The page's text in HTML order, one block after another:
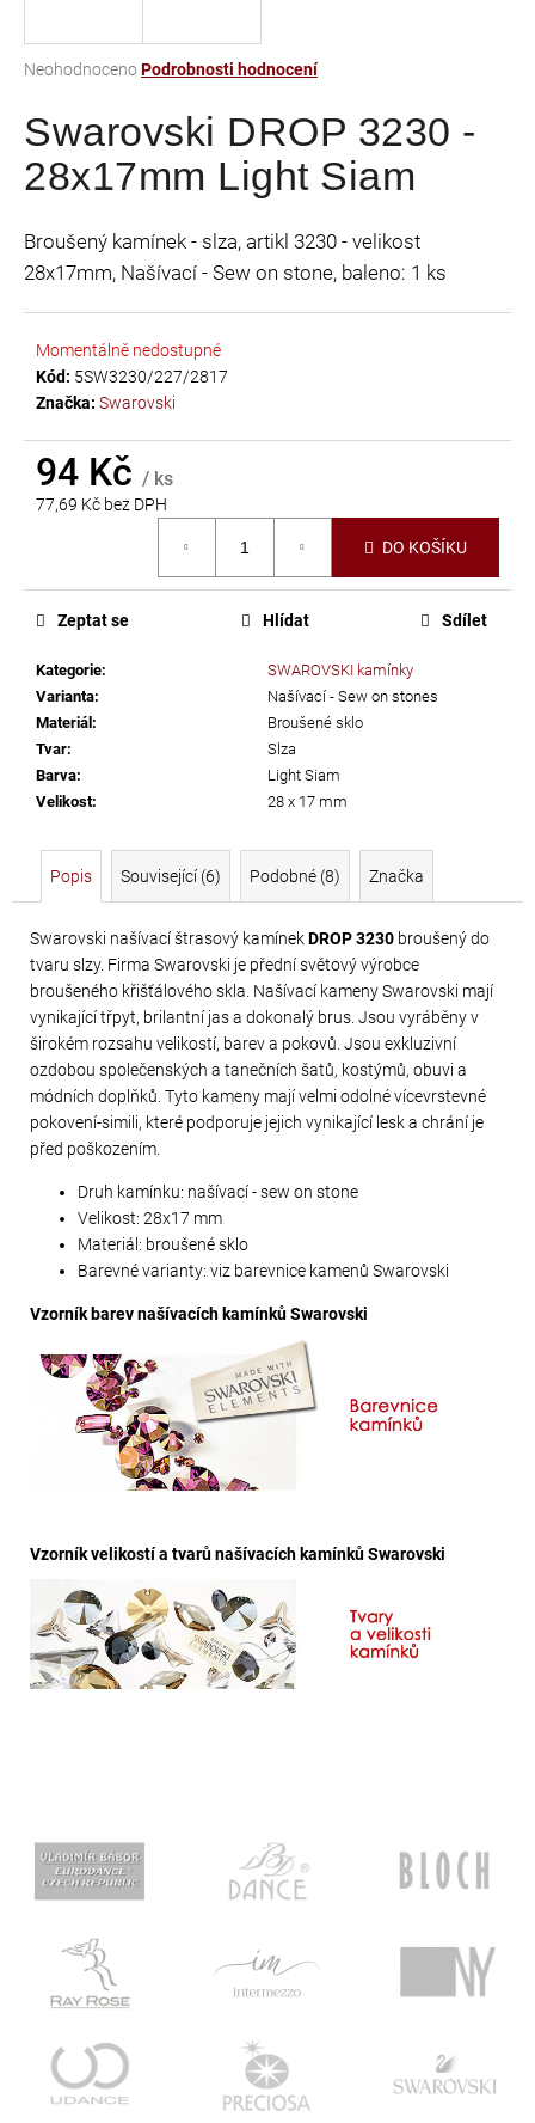
Průměrné
produktu
je
0,0
hvězdiček.
NeohodnocenoPodrobnosti hodnocení
Swarovski DROP 3230 -
28x17mm Light Siam
Broušený kamínek - slza, artikl 3230 - velikost
28x17mm, Našívací - Sew on stone, baleno: 1 ks
Momentálně nedostupné
Kód: 5SW3230/227/2817
Značka: Swarovski
94 Kč / ks
77,69 Kč bez DPH
DO KOŠÍKU
Kategorie:
SWAROVSKI kamínky
Varianta:
Našívací - Sew on stones
Materiál:
Broušené sklo
Tvar:
Slza
Barva:
Light Siam
Velikost: 28 x 17 mm
Zeptat se Hlídat Sdílet
Popis Související (6) Podobné (8) Značka
Swarovski našívací štrasový kamínekDROP 3230 broušený do
tvaru slzy. Firma Swarovski je přední světový výrobce
broušeného křišťálového skla. Našívací kameny Swarovski mají
vynikající třpyt, brilantní jas a dokonalý brus. Jsou vyráběny v
širokém rozsahu velikostí, barev a pokovů. Jsou exkluzivní
ozdobou společenských a tanečních šatů, kostýmů, obuvi a
módních doplňků. Tyto kameny mají velmi odolné vícevrstevné
pokovení-simili, které podporuje jejich vynikající lesk a chrání je
před poškozením.
Druh kamínku: našívací - sew on stone
Velikost: 28x17 mm
Materiál: broušené sklo
Barevné varianty: viz barevnice kamenů Swarovski
Vzorník barev našívacích kamínků Swarovski
Vzorník velikostí a tvarů našívacích kamínků Swarovski
j
t
?
HLEDAT
D
o
p
o
j
e
e
LEPIDLO
NA
KAMÍNKY
TEXTIL
GÜTERMANN
HT2
30
G
169